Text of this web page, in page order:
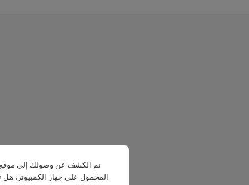
تم الكشف عن وصولك إلى
المحمول على جهاز الكمبيوتر،